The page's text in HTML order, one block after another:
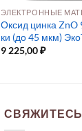
ЭЛЕКТРОННЫЕ
Оксид цинка ZnO
ки (до 45 мкм)
9 225,00₽